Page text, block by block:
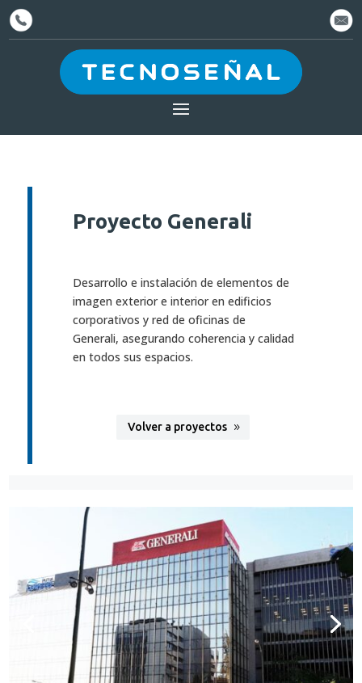
Proyecto Generali
Desarrollo e instalación de elementos de
imagen exterior e interior en edificios
corporativos y red de oficinas de
Generali, asegurando coherencia y calidad
en todos sus espacios.
Volver a proyectos